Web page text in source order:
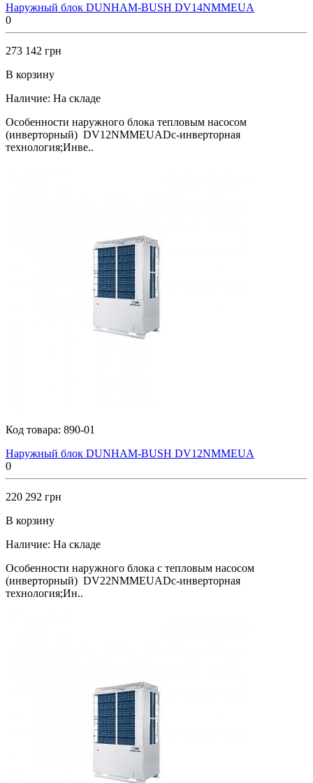
Наружный блок DUNHAM-BUSH DV14NMMEUA
0
273 142 грн
В корзину
Наличие: На складе
Особенности наружного блока тепловым насосом
(инверторный) DV12NMMEUADc-инверторная
технология;Инве..
Код товара: 890-01
Наружный блок DUNHAM-BUSH DV12NMMEUA
0
220 292 грн
В корзину
Наличие: На складе
Особенности наружного блока с тепловым насосом
(инверторный) DV22NMMEUADc-инверторная
технология;Ин..